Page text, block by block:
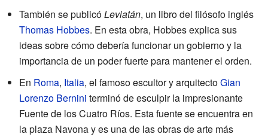
También se publicóLeviatán, un libro del filósofo inglés
Thomas Hobbes. En esta obra, Hobbes explica sus
ideas sobre cómo debería funcionar un gobierno y la
importancia de un poder fuerte para mantener el orden.
En Roma, Italia, el famoso escultor y arquitectoGian
Lorenzo Bernini terminó de esculpir la impresionante
Fuente de los Cuatro Ríos. Esta fuente se encuentra en
la plaza Navona y es una de las obras de arte más